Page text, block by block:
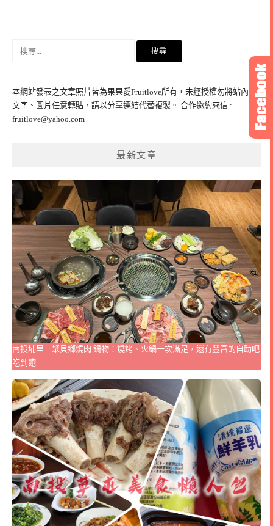
字:
本網站發表之文章照片皆為果果愛Fruitlove所有，未經授權勿將站內之
文字、圖片任意轉貼，請以分享連結代替複製。 合作邀約來信 :
fruitlove@yahoo.com
最新文章
南投埔里｜聚貝鄉燒肉 鍋物：燒烤、火鍋一次滿足，還有豐富的自助吧
吃到飽